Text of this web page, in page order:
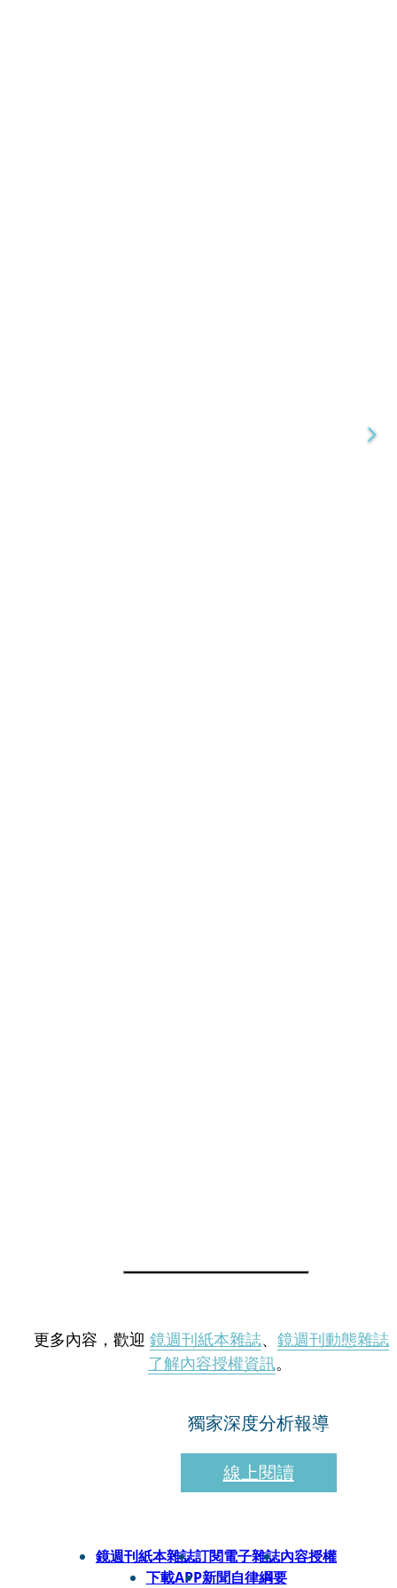
更多內容，歡迎 鏡週刊紙本雜誌、 鏡週刊動態雜誌
了解內容授權資訊。
獨家深度分析報導
線上閱讀
鏡週刊紙本雜誌訂閱電子雜誌內容授權
下載APP新聞自律綱要